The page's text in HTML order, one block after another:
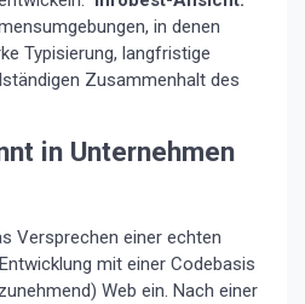
in denen
Typisierung, langfristige
Zusammenhalt des
in Unternehmen
Versprechen einer echten
mit einer Codebasis
Web ein. Nach einer